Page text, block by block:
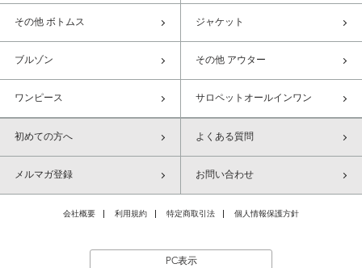
その他 ボトムス ジャケット
ブルゾン その他 アウター
ワンピース サロペットオールインワン
初めての方へ よくある質問
メルマガ登録 お問い合わせ
会社概要 利用規約 特定商取引法 個人情報保護方針
PC表示